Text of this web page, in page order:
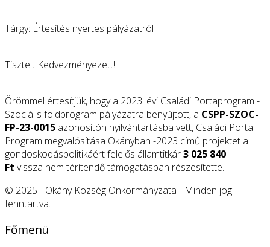
Tárgy: Értesítés nyertes pályázatról
Tisztelt Kedvezményezett!
Örömmel értesítjük, hogy a 2023. évi Családi Portaprogram -
Szociális földprogram pályázatra benyújtott, a CSPP-SZOC-
FP-23-0015 azonosítón nyilvántartásba vett, Családi Porta
Program megvalósítása Okányban -2023 című projektet a
gondoskodáspolitikáért felelős államtitkár3 025 840
Ft vissza nem térítendő támogatásban részesítette.
© 2025 - Okány Község Önkormányzata - Minden jog
fenntartva.
Főmenü